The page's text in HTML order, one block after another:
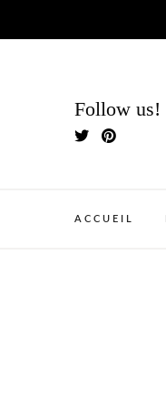
Follow us!
ACCUEIL